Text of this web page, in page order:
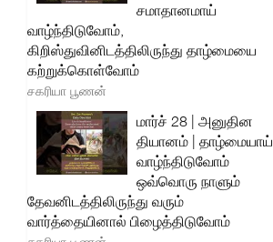
சமாதானமாய்
வாழ்ந்திடுவோம்,
கிறிஸ்துவினிடத்திலிருந்து தாழ்மையை
கற்றுக்கொள்வோம்
சகரியா பூணன்
மார்ச் 28 | அனுதின
தியானம் | தாழ்மையாய்
வாழ்ந்திடுவோம்
ஒவ்வொரு நாளும்
தேவனிடத்திலிருந்து வரும்
வார்த்தையினால் பிழைத்திடுவோம்